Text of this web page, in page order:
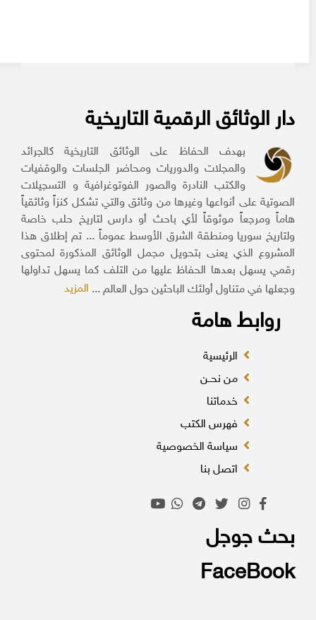
دار الوثائق الرقمية التاريخية
بهدف الحفاظ على الوثائق التاريخية كالجرائد
والمجلات والدوريات ومحاضر الجلسات والوقفيات
والكتب النادرة والصور الفوتوغرافية و التسجيلات
الصوتية على أنواعها وغيرها من وثائق والتي تشكل كنزاً وثائقياً
هاماً ومرجعاً موثوقاً لأي باحث أو دارس لتاريخ حلب خاصة
ولتاريخ سوريا ومنطقة الشرق الأوسط عموماً ... تم إطلاق هذا
المشروع الذي يعنى بتحويل مجمل الوثائق المذكورة لمحتوى
رقمي يسهل بعدها الحفاظ عليها من التلف كما يسهل تداولها
وجعلها في متناول أولئك الباحثين حول العالم ...المزيد
روابط هامة
الرئيسية
من نحــن
خدماتنا
فهرس الكتب
سياسة الخصوصية
اتصل بنا
بحث جوجل
FaceBook